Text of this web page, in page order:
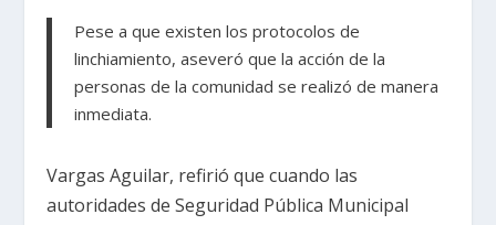
Pese a que existen los protocolos de
linchiamiento, aseveró que la acción de la
personas de la comunidad se realizó de manera
inmediata.
Vargas Aguilar, refirió que cuando las
autoridades de Seguridad Pública Municipal